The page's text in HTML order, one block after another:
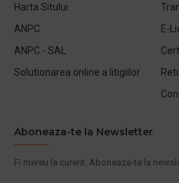
Harta Sitului
ANPC
ANPC - SAL
Solutionarea online a litigiilor
E-
Aboneaza-te la Newsletter
Fi mereu la curent. Aboneaza-te la